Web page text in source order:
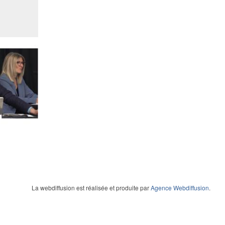
La webdiffusion est réalisée et produite parAgence Webdiffusion.